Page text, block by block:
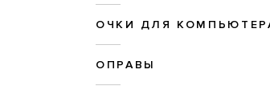
ОЧКИ ДЛЯ
ОПРАВЫ